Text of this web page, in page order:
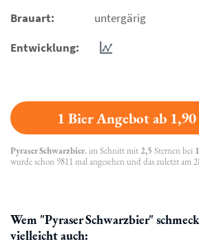
Brauart:
untergärig
Entwicklung:
1 Bier Angebot ab
Pyraser Schwarzbier, im Schnitt mit 2,5 Sternen bei
wurde schon 9811 mal angesehen und das zuletzt am
Wem "Pyraser Schwarzbier"
vielleicht auch: